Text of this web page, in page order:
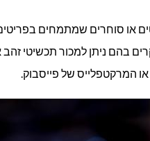
או סוחרים שמתמחים בפריטים
בהם ניתן למכור תכשיטי זהב
המרקטפלייס של פייסבוק.